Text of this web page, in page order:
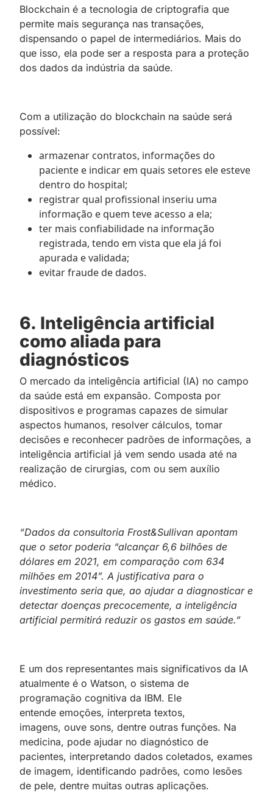
Blockchain é a tecnologia de criptografia que
permite mais segurança nas transações,
dispensando o papel de intermediários. Mais do
que isso, ela pode ser a resposta para a proteção
dos dados da indústria da saúde.
Com a utilização do blockchain na saúde será
possível:
armazenar contratos, informações do
paciente e indicar em quais setores ele esteve
dentro do hospital;
registrar qual profissional inseriu uma
informação e quem teve acesso a ela;
ter mais confiabilidade na informação
registrada, tendo em vista que ela já foi
apurada e validada;
evitar fraude de dados.
6. Inteligência artificial
como aliada para
diagnósticos
O mercado da inteligência artificial (IA) no campo
da saúde está em expansão. Composta por
dispositivos e programas capazes de simular
aspectos humanos, resolver cálculos, tomar
decisões e reconhecer padrões de informações, a
inteligência artificial já vem sendo usada até na
realização de cirurgias, com ou sem auxílio
médico.
“Dados da consultoria Frost&Sullivan apontam
que o setor poderia “alcançar 6,6 bilhões de
dólares em 2021, em comparação com 634
milhões em 2014”. A justificativa para o
investimento seria que, ao ajudar a diagnosticar e
detectar doenças precocemente, a inteligência
artificial permitirá reduzir os gastos em saúde.”
E um dos representantes mais significativos da IA
atualmente é o Watson, o sistema de
programação cognitiva da IBM. Ele
entende emoções, interpreta textos,
imagens, ouve sons, dentre outras funções. Na
medicina, pode ajudar no diagnóstico de
pacientes, interpretando dados coletados, exames
de imagem, identificando padrões, como lesões
de pele, dentre muitas outras aplicações.